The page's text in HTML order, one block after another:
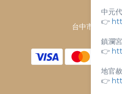
門市地
台中市大甲區
中元
👉
鎮瀾
👉
地官
👉